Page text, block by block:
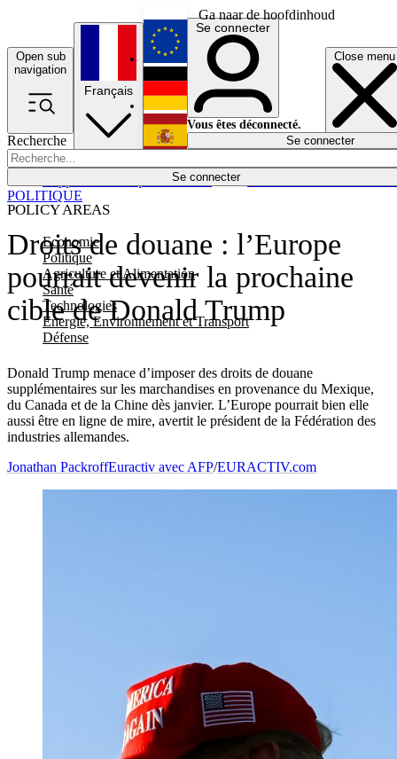
Ga naar de hoofdinhoud
Open sub
navigation
Close menu
Recherche
Se connecter
POLICY AREAS
Economie
Politique
Agriculture et Alimentation
Santé
Technologies
Energie, Environnement et Transport
Défense
Économie
Français
English
Deutsch
Español
Se connecter
Vous êtes déconnecté.
Se connecter
Droits de douane : l’Europe
pourrait devenir la prochaine
cible de Donald Trump
Donald Trump menace d’imposer des droits de douane
supplémentaires sur les marchandises en provenance du Mexique,
du Canada et de la Chine dès janvier. L’Europe pourrait bien elle
aussi être en ligne de mire, avertit le président de la Fédération des
industries allemandes.
POLITIQUE
Jonathan PackroffEuractiv avec AFP/EURACTIV.com